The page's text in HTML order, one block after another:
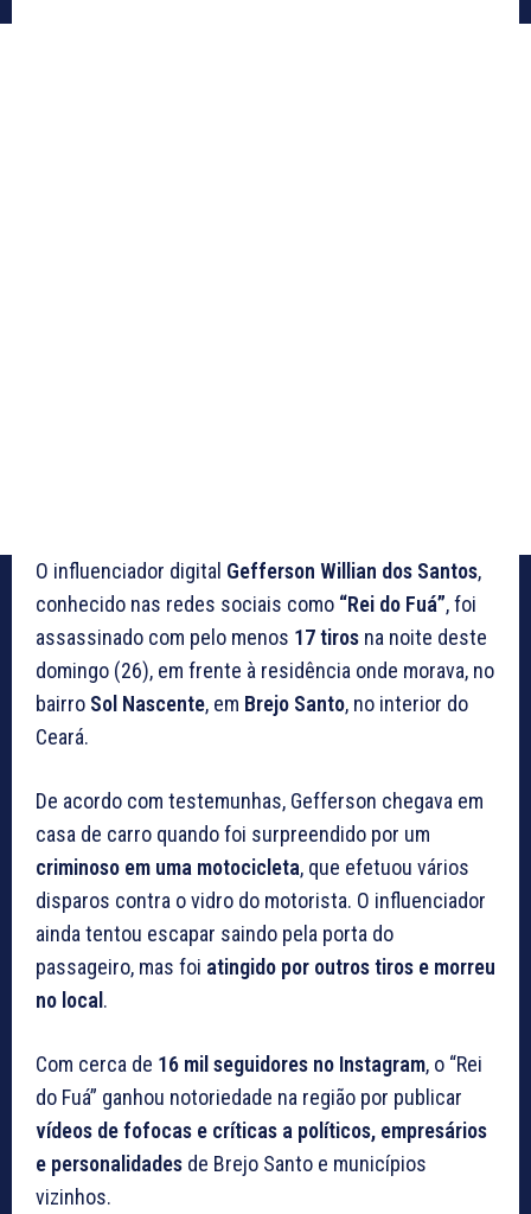
O influenciador digital Gefferson Willian dos Santos,
conhecido nas redes sociais como “Rei do Fuá”, foi
assassinado com pelo menos 17 tiros na noite deste
domingo (26), em frente à residência onde morava, no
bairro Sol Nascente, em Brejo Santo, no interior do
Ceará.
De acordo com testemunhas, Gefferson chegava em
casa de carro quando foi surpreendido por um
criminoso em uma motocicleta, que efetuou vários
disparos contra o vidro do motorista. O influenciador
ainda tentou escapar saindo pela porta do
passageiro, mas foi atingido por outros tiros e morreu
no local .
Com cerca de 16 mil seguidores no Instagram, o “Rei
do Fuá” ganhou notoriedade na região por publicar
vídeos de fofocas e críticas a políticos, empresários
e personalidades de Brejo Santo e municípios
vizinhos.